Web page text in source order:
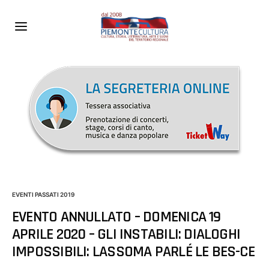
EVENTI PASSATI 2019
EVENTO ANNULLATO – DOMENICA 19
APRILE 2020 – GLI INSTABILI: DIALOGHI
IMPOSSIBILI: LASSOMA PARLÉ LE BES-CE